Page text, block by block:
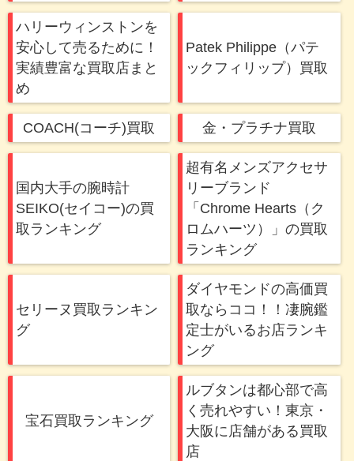
ハリーウィンストンを
安心して売るために！
実績豊富な買取店まと
め
Patek Philippe（パテ
ックフィリップ）買取
COACH(コーチ)買取 金・プラチナ買取
国内大手の腕時計
SEIKO(セイコー)の買
取ランキング
超有名メンズアクセサ
リーブランド
「Chrome Hearts（ク
ロムハーツ）」の買取
ランキング
セリーヌ買取ランキン
グ
ダイヤモンドの高価買
取ならココ！！凄腕鑑
定士がいるお店ランキ
ング
宝石買取ランキング
ルブタンは都心部で高
く売れやすい！東京・
大阪に店舗がある買取
店